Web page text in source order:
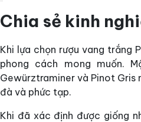
Chia sẻ kinh
Khi lựa chọn rượu vang trắng
phong cách mong muốn.
Gewürztraminer và Pinot Gris
đà và phức tạp.
Khi đã xác định được giống